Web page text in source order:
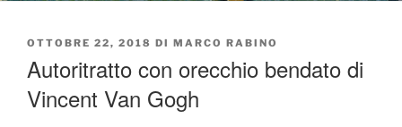
PUBBLICATO
OTTOBRE 22, 2018 DI MARCO RABINO
Autoritratto con orecchio bendato di
Vincent Van Gogh